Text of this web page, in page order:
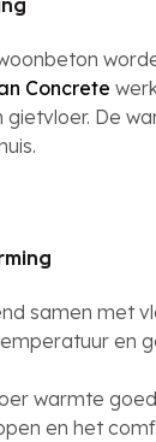
Concrete
De
samen met
en
warmte
en het